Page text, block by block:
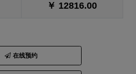
￥ 12816.00
在线预约